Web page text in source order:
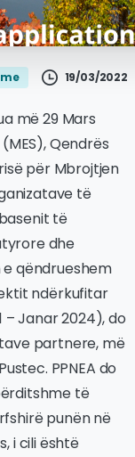
19/03/2022
më 29 Mars
Qendrës
për Mbrojtjen
të
të
dhe
qëndrueshem
ndërkufitar
Janar 2024), do
partnere, më
PPNEA do
të
punën në
i cili është